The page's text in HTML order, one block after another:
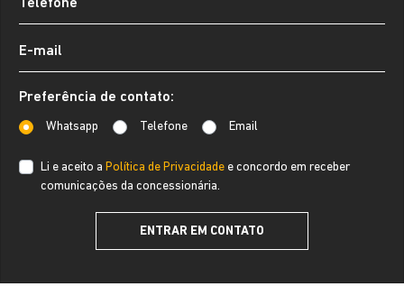
Preferência de contato:
Whatsapp Telefone Email
Li e aceito a Política de Privacidade e concordo em receber
comunicações da concessionária.
ENTRAR EM CONTATO